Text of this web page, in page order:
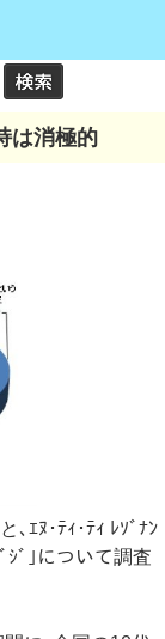
は消極的
､ｴﾇ･ﾃｨ･ﾃｨ ﾚｿﾞﾅﾝ
ｼﾞ｣について調査